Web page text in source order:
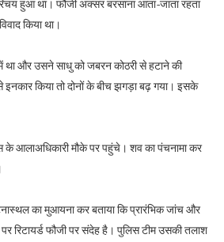
हुआ था। फौजी अक्सर बरसाना आता-जाता रहता
किया था।
और उसने साधु को जबरन कोठरी से हटाने की
किया तो दोनों के बीच झगड़ा बढ़ गया। इसके
के आलाअधिकारी मौके पर पहुंचे। शव का पंचनामा कर
का मुआयना कर बताया कि प्रारंभिक जांच और
रिटायर्ड फौजी पर संदेह है। पुलिस टीम उसकी तलाश